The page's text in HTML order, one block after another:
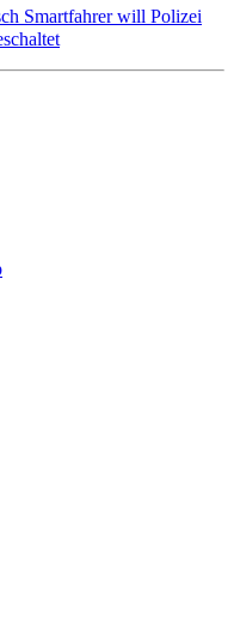
Smartfahrer will Polizei